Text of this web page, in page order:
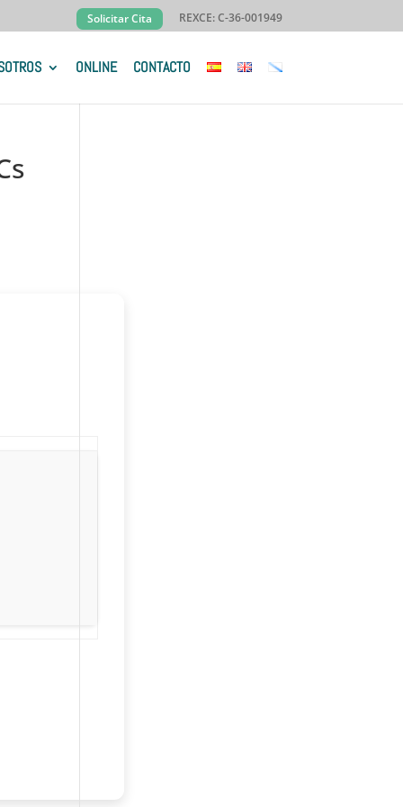
Solicitar Cita REXCE: C-36-001949
ONLINE CONTACTO